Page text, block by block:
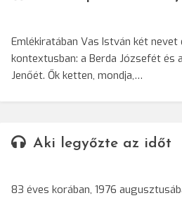
Emlékiratában Vas István két
kontextusban: a Berda Józsefét és
Jenőét. Ők ketten, mondja,…
Aki legyőzte az időt
83 éves korában, 1976